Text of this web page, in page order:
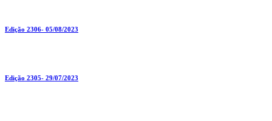
Edição 2306- 05/08/2023
Edição 2305- 29/07/2023